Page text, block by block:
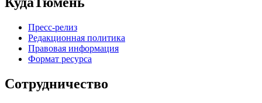
Пресс-релиз
Редакционная политика
Правовая информация
Формат ресурса
Сотрудничество